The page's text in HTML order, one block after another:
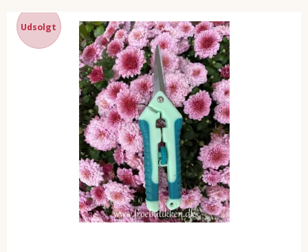
Udsolgt